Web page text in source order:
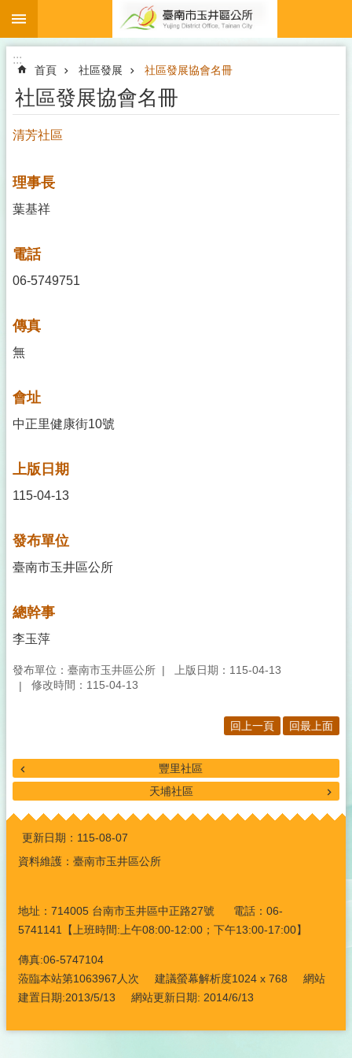
跳到主要內容區塊
:::
首頁 社區發展 社區發展協會名冊
社區發展協會名冊
清芳社區
理事長
葉基祥
電話
06-5749751
傳真
無
會址
中正里健康街10號
上版日期
115-04-13
發布單位
臺南市玉井區公所
總幹事
李玉萍
發布單位：臺南市玉井區公所
上版日期：115-04-13
修改時間：115-04-13
回上一頁 回最上面
豐里社區
天埔社區
:::
更新日期： 115-08-07
資料維護：臺南市玉井區公所
地址：714005 台南市玉井區中正路27號 電話：06-
5741141【上班時間:上午08:00-12:00；下午13:00-17:00】
傳真:06-5747104
蒞臨本站第1063967人次 建議螢幕解析度1024 x 768 網站
建置日期:2013/5/13 網站更新日期: 2014/6/13